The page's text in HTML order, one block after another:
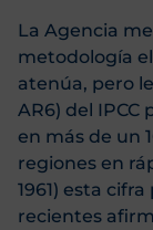
La Agencia
metodología
atenúa, pero
AR6) del
en más de un
regiones en
1961) esta
recientes